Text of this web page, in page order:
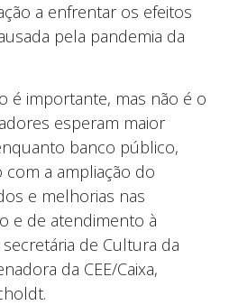
a enfrentar os efeitos
pela pandemia da
é importante, mas não é o
esperam maior
banco público,
a ampliação do
e melhorias nas
e de atendimento à
de Cultura da
da CEE/Caixa,